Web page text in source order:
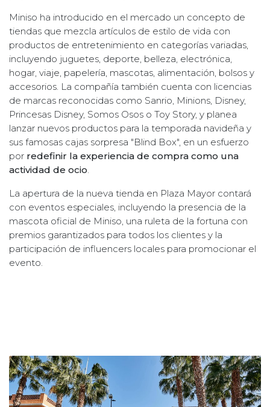
Miniso ha introducido en el mercado un concepto de
tiendas que mezcla artículos de estilo de vida con
productos de entretenimiento en categorías variadas,
incluyendo juguetes, deporte, belleza, electrónica,
hogar, viaje, papelería, mascotas, alimentación, bolsos y
accesorios. La compañía también cuenta con licencias
de marcas reconocidas como Sanrio, Minions, Disney,
Princesas Disney, Somos Osos o Toy Story, y planea
lanzar nuevos productos para la temporada navideña y
sus famosas cajas sorpresa "Blind Box", en un esfuerzo
por redefinir la experiencia de compra como una
actividad de ocio
La apertura de la nueva tienda en Plaza Mayor contará
con eventos especiales, incluyendo la presencia de la
mascota oficial de Miniso, una ruleta de la fortuna con
premios garantizados para todos los clientes y la
participación de influencers locales para promocionar el
evento.